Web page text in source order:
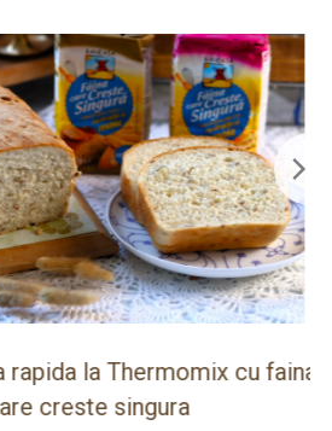
la Thermomix cu faina
creste singura